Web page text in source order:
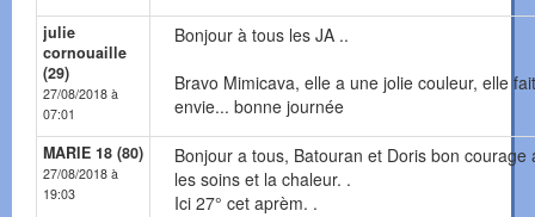
julie
cornouaille
(29)
27/08/2018 à
07:01
Bonjour à tous les JA ..
Bravo Mimicava, elle a une jolie couleur, elle fait
envie... bonne journée
MARIE 18 (80)
27/08/2018 à
19:03
Bonjour a tous, Batouran et Doris bon courage
les soins et la chaleur. .
Ici 27° cet aprèm. .